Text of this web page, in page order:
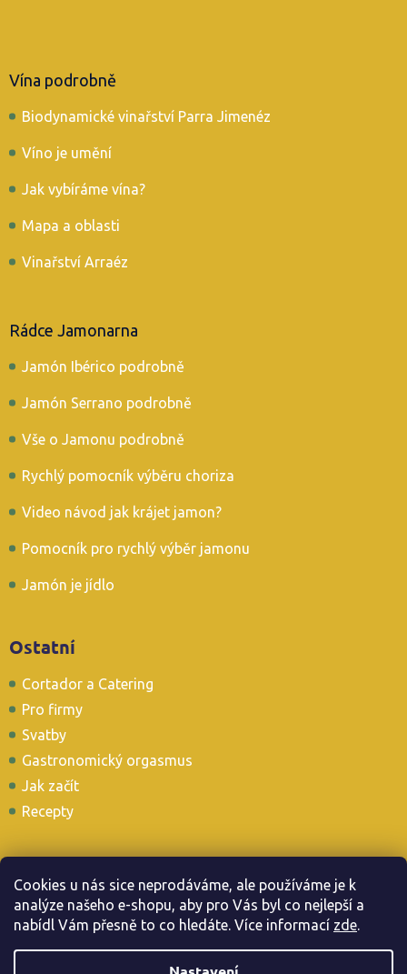
Cookies u nás sice neprodáváme, ale používáme je k
analýze našeho e-shopu, aby pro Vás byl co nejlepší a
nabídl Vám přesně to co hledáte. Více informací zde.
Vína podrobně
Biodynamické vinařství Parra Jimenéz
Víno je umění
Jak vybíráme vína?
Mapa a oblasti
Vinařství Arraéz
Rádce Jamonarna
Jamón Ibérico podrobně
Jamón Serrano podrobně
Vše o Jamonu podrobně
Rychlý pomocník výběru choriza
Video návod jak krájet jamon?
Pomocník pro rychlý výběr jamonu
Jamón je jídlo
Ostatní
Cortador a Catering
Pro firmy
Svatby
Gastronomický orgasmus
Jak začít
Recepty
Stavte se i u nás v Tapas Baru